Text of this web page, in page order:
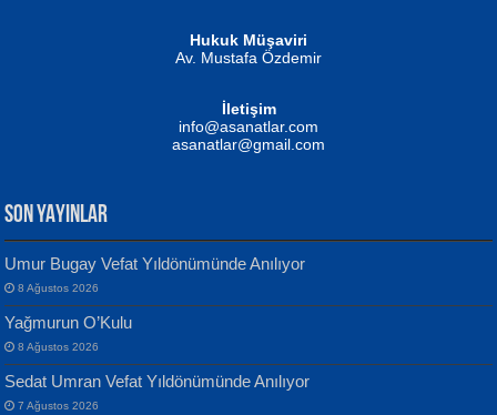
MUSTAFA KELOĞLU
Yarına İz Bırakmak...
Yılmaz Ekinci
Geceye Söylenen...
Hukuk Müşaviri
Av. Mustafa Özdemir
İletişim
info@asanatlar.com
asanatlar@gmail.com
SON YAYINLAR
Umur Bugay Vefat Yıldönümünde Anılıyor
8 Ağustos 2026
Yağmurun O’Kulu
8 Ağustos 2026
Sedat Umran Vefat Yıldönümünde Anılıyor
7 Ağustos 2026